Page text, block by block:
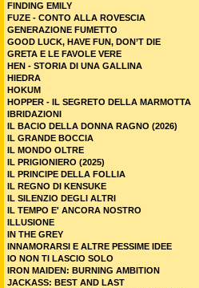
FINDING EMILY
FUZE - CONTO ALLA ROVESCIA
GENERAZIONE FUMETTO
GOOD LUCK, HAVE FUN, DON’T DIE
GRETA E LE FAVOLE VERE
HEN - STORIA DI UNA GALLINA
HIEDRA
HOKUM
HOPPER - IL SEGRETO DELLA MARMOTTA
IBRIDAZIONI
IL BACIO DELLA DONNA RAGNO (2026)
IL GRANDE BOCCIA
IL MONDO OLTRE
IL PRIGIONIERO (2025)
IL PRINCIPE DELLA FOLLIA
IL REGNO DI KENSUKE
IL SILENZIO DEGLI ALTRI
IL TEMPO E' ANCORA NOSTRO
ILLUSIONE
IN THE GREY
INNAMORARSI E ALTRE PESSIME IDEE
IO NON TI LASCIO SOLO
IRON MAIDEN: BURNING AMBITION
JACKASS: BEST AND LAST